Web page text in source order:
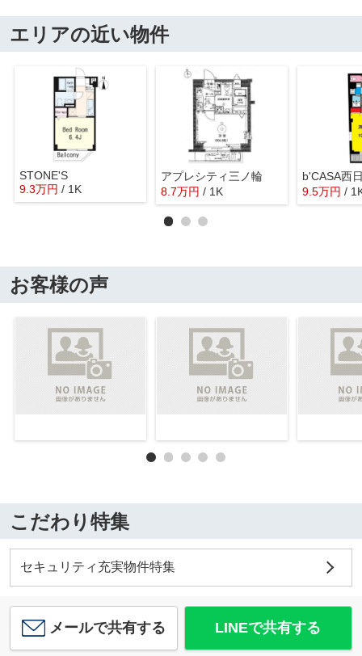
エリアの近い物件
STONE'S
9.3万円 / 1K
アプレシティ三ノ輪
8.7万円 / 1K
b'CASA西
9.5万円 /
お客様の声
こだわり特集
セキュリティ充実物件特集
メールで共有する LINEで共有する